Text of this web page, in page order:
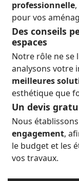
professionnelle
pour vos
Des conseils
espaces
Notre rôle ne se
analysons votre
meilleures
esthétique que
Un devis
Nous
engagement,
le budget et les
vos travaux.